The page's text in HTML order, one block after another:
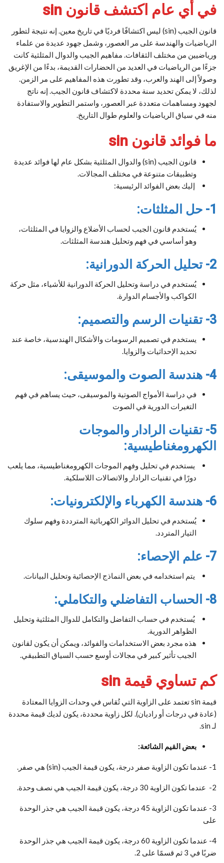
في أي عام اكتشف قانون sin
قانون الجيب (sin) ليس اكتشافًا فرديًا في تاريخ معين. إنه نتيجة لتطور
الرياضيات والهندسة على مر العصور، وشمل جهود عديدة من علماء
ورياضيين من مختلف الثقافات. مفاهيم الجيب والدوال المثلثية كانت
جزءًا من الرياضيات في العديد من الحضارات القديمة، بدءًا من الإغريق
وصولاً إلى الهند والعرب، وقد تطورت هذه المفاهيم على مر الزمن.
لذلك، لا يمكن تحديد سنة محددة لاكتشاف قانون الجيب. إنه ناتج
لجهود ومساهمات متعددة عبر العصور، واستمر التطوير والاستفادة
منه في سياق الرياضيات والعلوم طوال التاريخ.
ما فوائد قانون sin
قانون الجيب (sin) والدوال المثلثية بشكل عام لها فوائد عديدة
وتطبيقات متنوعة في مختلف المجالات.
إليك بعض الفوائد الرئيسية:
1- حل المثلثات:
يُستخدم قانون الجيب لحساب الأضلاع والزوايا في المثلثات،
وهو أساسي في فهم وتحليل هندسة المثلثات.
2- تحليل الحركة الدورانية:
يُستخدم في دراسة وتحليل الحركة الدورانية للأشياء، مثل حركة
الكواكب والأجسام الدوارة.
3- تقنيات الرسم والتصميم:
يستخدم في تصميم الرسومات والأشكال الهندسية، خاصة عند
تحديد الإحداثيات والزوايا.
4- هندسة الصوت والموسيقى:
في دراسة الأمواج الصوتية والموسيقى، حيث يساهم في فهم
التغيرات الدورية في الصوت
5- تقنيات الرادار والموجات
الكهرومغناطيسية:
يستخدم في تحليل وفهم الموجات الكهرومغناطيسية، مما يلعب
دورًا في تقنيات الرادار والاتصالات اللاسلكية.
6- هندسة الكهرباء والإلكترونيات:
يُستخدم في تحليل الدوائر الكهربائية المترددة وفهم سلوك
التيار المتردد.
7- علم الإحصاء:
يتم استخدامه في بعض النماذج الإحصائية وتحليل البيانات.
8- الحساب التفاضلي والتكاملي:
يُستخدم في حساب التفاضل والتكامل للدوال المثلثية وتحليل
الظواهر الدورية.
هذه مجرد بعض الاستخدامات والفوائد، ويمكن أن يكون لقانون
الجيب تأثير كبير في مجالات أوسع حسب السياق التطبيقي.
كم تساوي قيمة sin
قيمة sin تعتمد على الزاوية التي تُقاس في وحدات الزوايا المعتادة
(عادة في درجات أو راديان). لكل زاوية محددة، يكون لديك قيمة محددة
لـ ⁡sin.
بعض القيم الشائعة:
1- عندما تكون الزاوية صفر درجة، يكون قيمة الجيب (sin) هي صفر.
2- عندما تكون الزاوية 30 درجة، يكون قيمة الجيب هي نصف وحدة.
3- عندما تكون الزاوية 45 درجة، يكون قيمة الجيب هي جذر الوحدة
على
4- عندما تكون الزاوية 60 درجة، يكون قيمة الجيب هي جذر الوحدة
ضربًا في 3 ثم قسمًا على 2.